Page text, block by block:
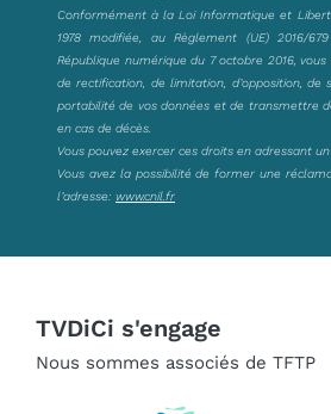
Conformément à la Loi Informatique et
1978 modifiée, au Règlement (UE) 2016/
République numérique du 7 octobre 2016, vous
de rectification, de limitation, d’opposition, de
portabilité de vos données et de transmettre
en cas de décès.
Vous pouvez exercer ces droits en adressant
Vous avez la possibilité de former une
l’adresse: www.cnil.fr
TVDiCi s'engage
Nous sommes associés de TFTP